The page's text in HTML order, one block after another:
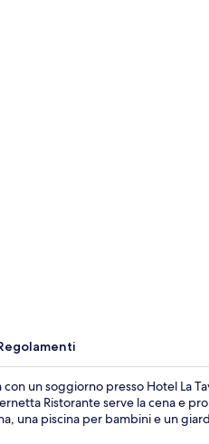
con un soggiorno presso Hotel La
Ristorante serve la cena e
una piscina per bambini e un